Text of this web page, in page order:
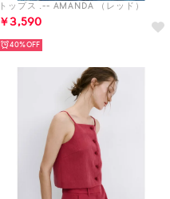
トップス .-- AMANDA （レッド）
￥3,590
40%